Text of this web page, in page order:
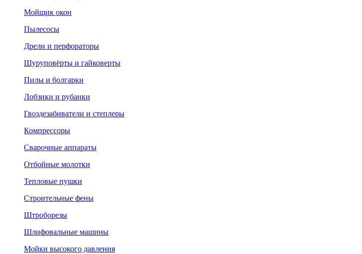
Мойщик окон
Пылесосы
Дрели и перфораторы
Шуруповёрты и гайковерты
Пилы и болгарки
Лобзики и рубанки
Гвоздезабиватели и степлеры
Компрессоры
Сварочные аппараты
Отбойные молотки
Тепловые пушки
Строительные фены
Штроборезы
Шлифовальные машины
Мойки высокого давления